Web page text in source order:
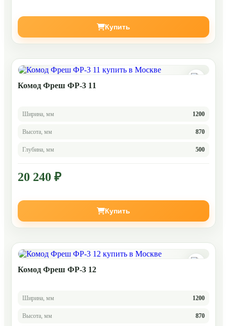
Купить
Комод Фреш ФР-3 11
Ширина, мм 1200
Высота, мм 870
Глубина, мм 500
20 240 ₽
Купить
Комод Фреш ФР-3 12
Ширина, мм 1200
Высота, мм 870